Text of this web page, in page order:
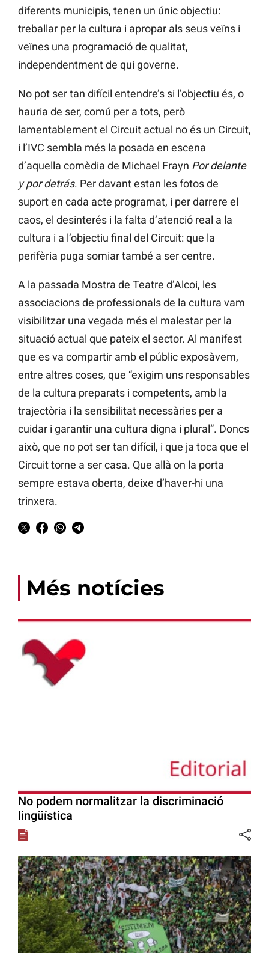
diferents municipis, tenen un únic objectiu:
treballar per la cultura i apropar als seus veïns i
veïnes una programació de qualitat,
independentment de qui governe.
No pot ser tan difícil entendre’s si l’objectiu és, o
hauria de ser, comú per a tots, però
lamentablement el Circuit actual no és un Circuit,
i l’IVC sembla més la posada en escena
d’aquella comèdia de Michael Frayn Por delante
y por detrás. Per davant estan les fotos de
suport en cada acte programat, i per darrere el
caos, el desinterés i la falta d’atenció real a la
cultura i a l’objectiu final del Circuit: que la
perifèria puga somiar també a ser centre.
A la passada Mostra de Teatre d’Alcoi, les
associacions de professionals de la cultura vam
visibilitzar una vegada més el malestar per la
situació actual que pateix el sector. Al manifest
que es va compartir amb el públic exposàvem,
entre altres coses, que “exigim uns responsables
de la cultura preparats i competents, amb la
trajectòria i la sensibilitat necessàries per a
cuidar i garantir una cultura digna i plural”. Doncs
això, que no pot ser tan difícil, i que ja toca que el
Circuit torne a ser casa. Que allà on la porta
sempre estava oberta, deixe d’haver-hi una
trinxera.
Més notícies
No podem normalitzar la discriminació
lingüística